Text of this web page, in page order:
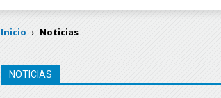
Inicio Noticias
NOTICIAS